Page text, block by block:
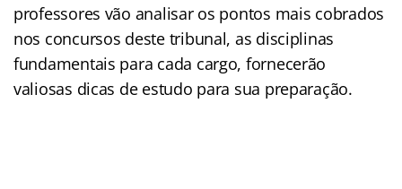
professores vão analisar os pontos mais cobrados
nos concursos deste tribunal, as disciplinas
fundamentais para cada cargo, fornecerão
valiosas dicas de estudo para sua preparação.